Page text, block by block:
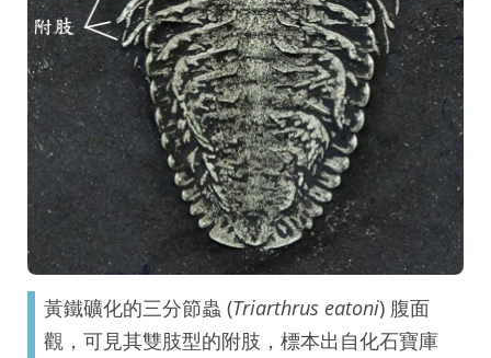
黃鐵礦化的三分節蟲 (Triarthrus eatoni) 腹面
觀，可見其雙肢型的附肢，標本出自化石寶庫